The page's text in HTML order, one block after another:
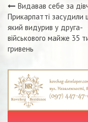
записів
Видавав себе за
Прикарпатті засудили
який видурив у друга-
військового майже 35
гривень